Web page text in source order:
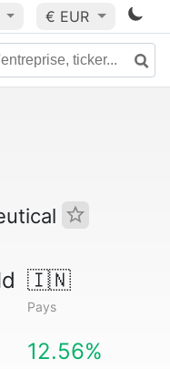
€ EUR
🇮🇳
Pays
12.56%